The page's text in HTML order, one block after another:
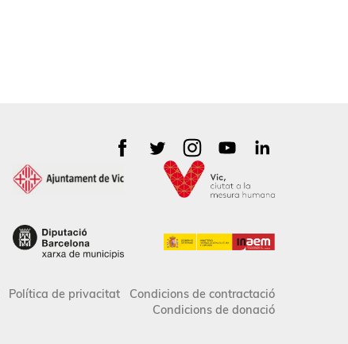
Política de privacitat
Condicions de contractació
Condicions de donació